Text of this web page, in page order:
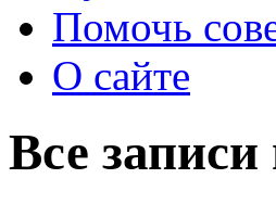
Помочь
О сайте
Все